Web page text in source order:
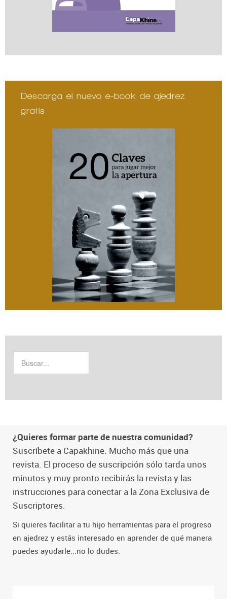
Descarga el nuevo e-book de ajedrez
gratis
¿Quieres formar parte de nuestra comunidad?
Suscríbete a Capakhine. Mucho más que una
revista. El proceso de suscripción sólo tarda unos
minutos y muy pronto recibirás la revista y las
instrucciones para conectar a la Zona Exclusiva de
Suscriptores.
Si quieres facilitar a tu hijo herramientas para el progreso
en ajedrez y estás interesado en aprender de qué manera
puedes ayudarle...no lo dudes.